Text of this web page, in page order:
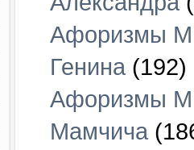
Афоризмы
Генина (192)
Афоризмы
Мамчича